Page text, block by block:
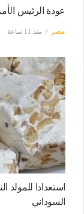
عودة الرئيس
مصر منذ 11 ساعة
استعدادا
السوداني